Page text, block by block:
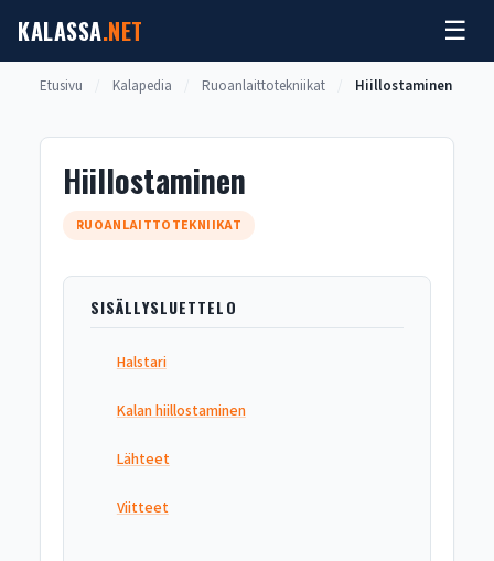
sisältöön
KALASSA.NET ☰
Etusivu Kalapedia Ruoanlaittotekniikat Hiillostaminen
Hiillostaminen
RUOANLAITTOTEKNIIKAT
SISÄLLYSLUETTELO
Halstari
Kalan hiillostaminen
Lähteet
Viitteet